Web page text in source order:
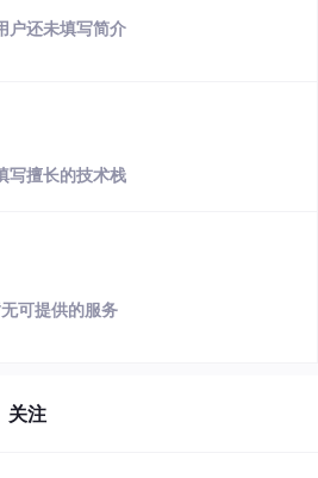
户还未填写简介
写擅长的技术栈
可提供的服务
关注